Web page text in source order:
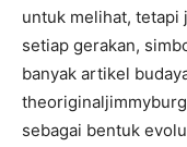
untuk melihat, tetapi
setiap gerakan,
banyak artikel
sebagai bentuk